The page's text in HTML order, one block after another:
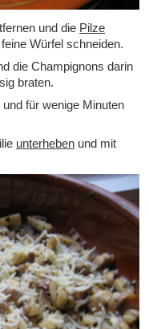
und die Pilze
Würfel schneiden.
die Champignons darin
braten.
für wenige Minuten
unterheben und mit